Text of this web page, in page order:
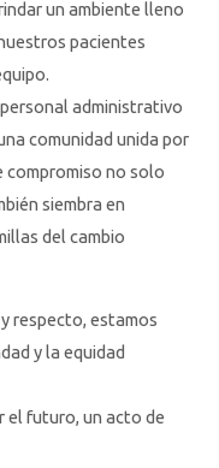
un ambiente lleno
pacientes
administrativo
comunidad unida por
compromiso no solo
siembra en
del cambio
respecto, estamos
y la equidad
el futuro, un acto de